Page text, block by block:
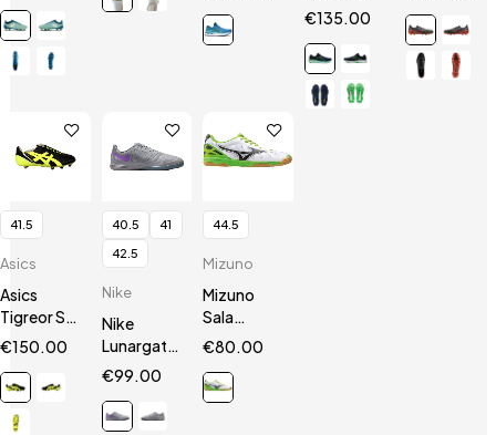
€135.00
41.5
Asics
Asics
Tigreor ST
Black/Neon
Silver
€150.00
40.5
41
42.5
Nike
Nike
Lunargato
II
€99.00
44.5
Mizuno
Mizuno
Sala
Premium
€80.00